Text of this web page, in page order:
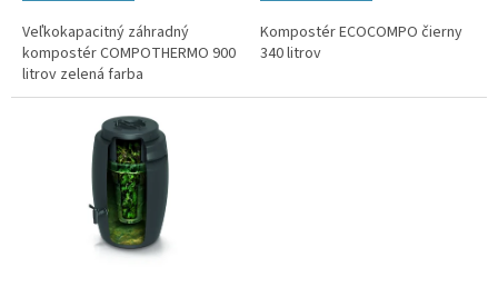
Veľkokapacitný záhradný
kompostér COMPOTHERMO 900
litrov zelená farba
Kompostér ECOCOMPO čierny
340 litrov